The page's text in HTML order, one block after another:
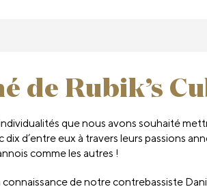
de Rubik’s
que nous avons souhaité
d’entre eux à travers leurs passions
comme les autres !
de notre contrebassiste